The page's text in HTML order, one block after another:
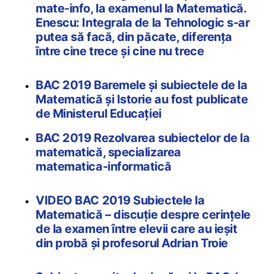
mate-info, la examenul la Matematică.
Enescu: Integrala de la Tehnologic s-ar
putea să facă, din păcate, diferența
între cine trece și cine nu trece
BAC 2019 Baremele și subiectele de la
Matematică și Istorie au fost publicate
de Ministerul Educației
BAC 2019 Rezolvarea subiectelor de la
matematică, specializarea
matematica-informatică
VIDEO BAC 2019 Subiectele la
Matematică – discuție despre cerințele
de la examen între elevii care au ieșit
din probă și profesorul Adrian Troie